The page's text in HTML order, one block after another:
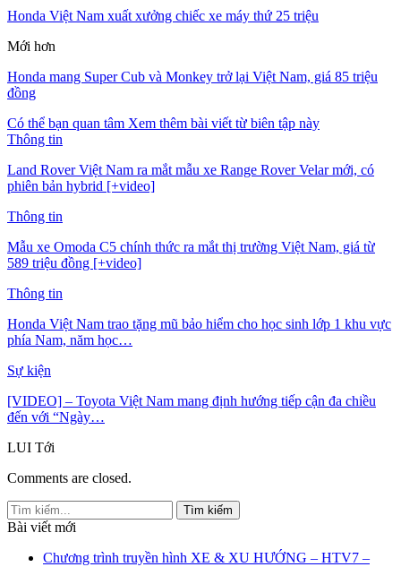
Honda Việt Nam xuất xưởng chiếc xe máy thứ 25 triệu
Mới hơn
Honda mang Super Cub và Monkey trở lại Việt Nam, giá 85 triệu
đồng
Có thể bạn quan tâm Xem thêm bài viết từ biên tập này
Thông tin
Land Rover Việt Nam ra mắt mẫu xe Range Rover Velar mới, có
phiên bản hybrid [+video]
Thông tin
Mẫu xe Omoda C5 chính thức ra mắt thị trường Việt Nam, giá từ
589 triệu đồng [+video]
Thông tin
Honda Việt Nam trao tặng mũ bảo hiểm cho học sinh lớp 1 khu vực
phía Nam, năm học…
Sự kiện
[VIDEO] – Toyota Việt Nam mang định hướng tiếp cận đa chiều
đến với “Ngày…
LUI Tới
Comments are closed.
Bài viết mới
Chương trình truyền hình XE & XU HƯỚNG – HTV7 –